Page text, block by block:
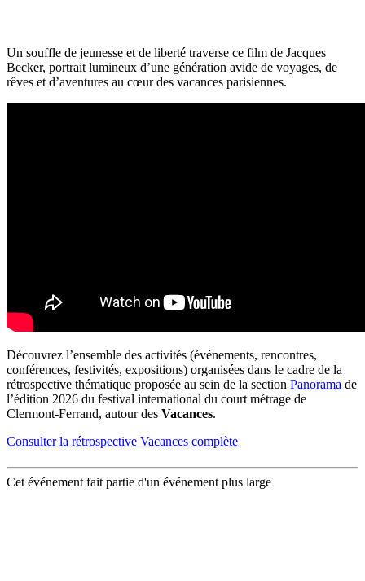
Un souffle de jeunesse et de liberté traverse ce film de Jacques
Becker, portrait lumineux d’une génération avide de voyages, de
rêves et d’aventures au cœur des vacances parisiennes.
Découvrez l’ensemble des activités (événements, rencontres,
conférences, festivités, expositions) organisées dans le cadre de la
rétrospective thématique proposée au sein de la section Panorama de
l’édition 2026 du festival international du court métrage de
Clermont-Ferrand, autour des Vacances.
Consulter la rétrospective Vacances complète
Cet événement fait partie d'un événement plus large